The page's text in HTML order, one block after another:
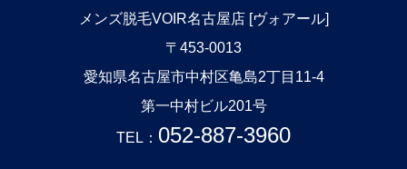
メンズ脱毛VOIR名古屋店 [ヴォアール]
〒453-0013
​愛知県名古屋市中村区亀島2丁目11-4
第一中村ビル201号
TEL： 052-887-3960